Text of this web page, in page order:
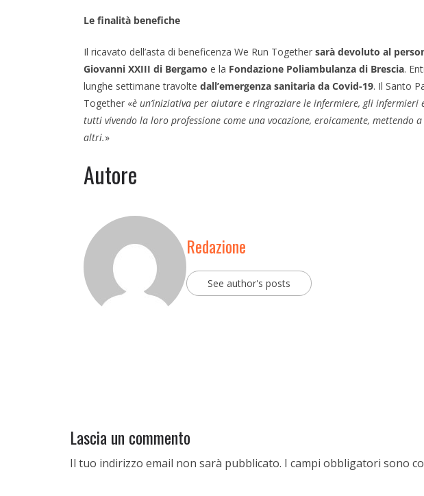
f
t
o
c
h
a
r
y
r
c
o
o
c
h
a
r
i
s
r
m
o
I
D
A
L
)
Le finalità benefiche
Il ricavato dell’asta di beneficenza We Run Together sarà devoluto al
Giovanni XXIII di Bergamo e la Fondazione Poliambulanza di Brescia.
lunghe settimane travolte dall’emergenza sanitaria da Covid-19. Il Santo
Together «è un’iniziativa per aiutare e ringraziare le infermiere, gli infermieri
tutti vivendo la loro professione come una vocazione, eroicamente, mettendo
altri.»
Autore
Redazione
See author's posts
Lascia un commento
Il tuo indirizzo email non sarà pubblicato. I campi obbligatori sono